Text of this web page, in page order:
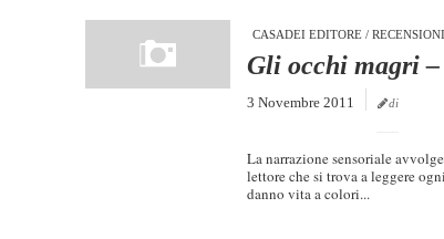
CASADEI EDITORE / RECENSIONI
Gli occhi magri
3 Novembre 2011 di
La narrazione sensoriale
lettore che si trova a leggere
danno vita a colori...